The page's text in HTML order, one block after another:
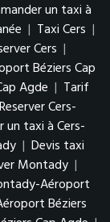
un taxi à
| Taxi Cers |
Cers |
Béziers Cap
Agde | Tarif
Reserver Cers-
un taxi à Cers-
| Devis taxi
Montady |
Aéroport
Béziers